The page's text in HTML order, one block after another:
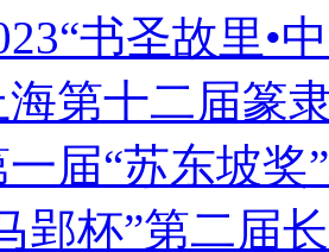
书圣故里•
海第十二届篆
一届“苏东坡
郢杯”第二届